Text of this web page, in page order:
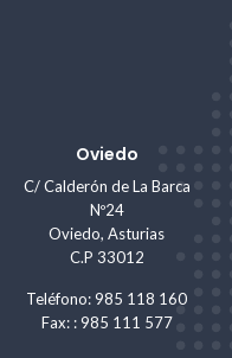
Oviedo
C/ Calderón de La Barca
Nº24
Oviedo, Asturias
C.P 33012
Teléfono: 985 118 160
Fax: : 985 111 577